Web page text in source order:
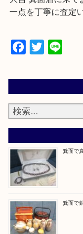
豊中市・茨木市
千里中央・北千里
・当店でよく聞
大吉 箕面店に来
一点を丁寧に査定